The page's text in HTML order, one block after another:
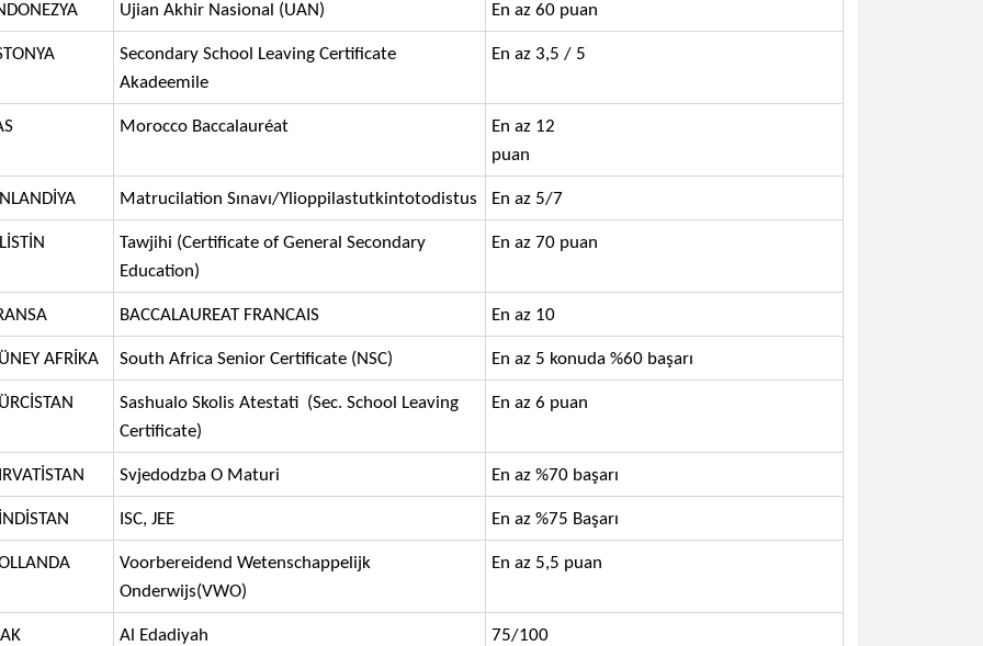
Ujian Akhir Nasional (UAN) En az 60 puan
Secondary School Leaving Certificate
Akadeemile
En az 3,5 / 5
Morocco Baccalauréat
En az 12
puan
Matrucilation Sınavı/Ylioppilastutkintotodistus En az 5/7
Tawjihi (Certificate of General Secondary
Education)
En az 70 puan
BACCALAUREAT FRANCAIS En az 10
AFRİKA South Africa Senior Certificate (NSC) En az 5 konuda %60 başarı
Sashualo Skolis Atestati (Sec. School Leaving
Certificate)
En az 6 puan
Svjedodzba O Maturi En az %70 başarı
ISC, JEE En az %75 Başarı
Voorbereidend Wetenschappelijk
Onderwijs(VWO)
En az 5,5 puan
Al Edadiyah 75/100